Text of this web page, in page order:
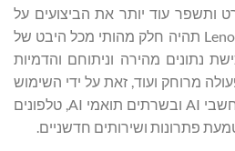
ותשפר עוד יותר את הביצועים על
המסלול. הטכנולוגיה של Lenovo תהיה חלק מהותי מכל היבט של
נתונים מהירה וניתוחם והדמיות
מרוחק ועוד, זאת על ידי השימוש
בתחנות עבודה חזקות ובמחשבי AI ובשרתים תואמי AI, טלפונים